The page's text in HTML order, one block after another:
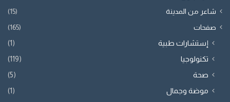
شاعر من المدينة (15)
صفحات (165)
إستشارات طبية
(1)
تكنولوجيا
(119)
صحة
(5)
موضة وجمال
(1)